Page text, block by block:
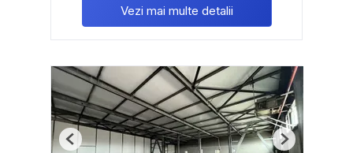
Vezi mai multe detalii
Previous Next